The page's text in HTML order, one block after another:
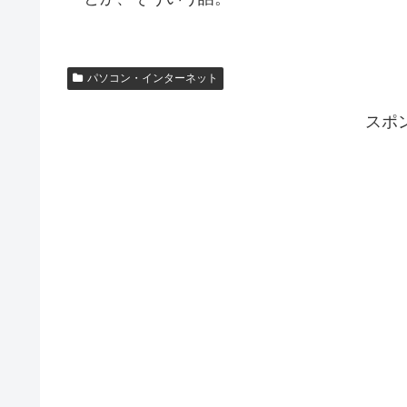
パソコン・インターネット
スポ